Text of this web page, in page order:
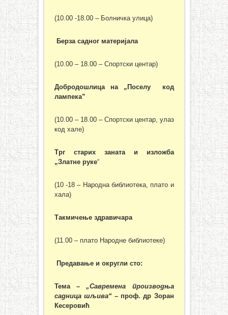
(10.00 -18.00 – Болничка улица)
Берза садног материјала
(10.00 – 18.00 – Спортски центар)
Добродошлица на „Поселу код
лампека”
(10.00 – 18.00 – Спортски центар, улаз
код хале)
Трг старих заната и изложба
„Златне руке“
(10 -18 – Народна библиотека, плато и
хала)
Такмичење здравичара
(11.00 – плато Народне библиотеке)
Предавање и округли сто:
Тема –„Савремена производња
садница шљива“– проф. др Зоран
Кесеровић